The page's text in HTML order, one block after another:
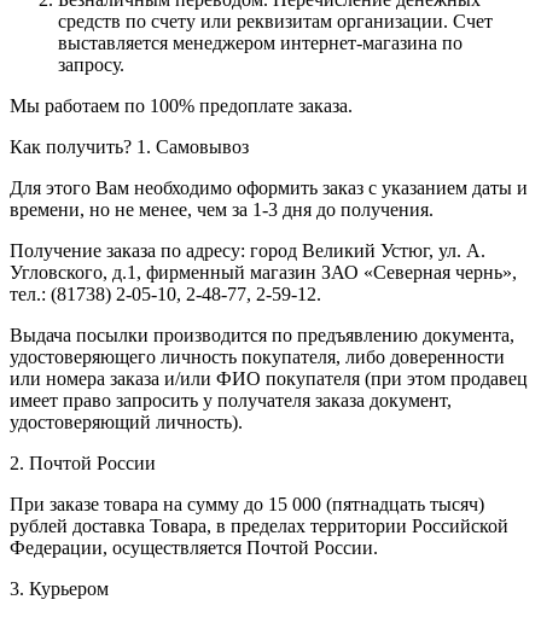
средств по счету или реквизитам организации. Счет
выставляется менеджером интернет-магазина по
запросу.
Мы работаем по 100% предоплате заказа.
Как получить? 1. Самовывоз
Для этого Вам необходимо оформить заказ с указанием даты и
времени, но не менее, чем за 1-3 дня до получения.
Получение заказа по адресу: город Великий Устюг, ул. А.
Угловского, д.1, фирменный магазин ЗАО «Северная чернь»,
тел.: (81738) 2-05-10, 2-48-77, 2-59-12.
Выдача посылки производится по предъявлению документа,
удостоверяющего личность покупателя, либо доверенности
или номера заказа и/или ФИО покупателя (при этом продавец
имеет право запросить у получателя заказа документ,
удостоверяющий личность).
2. Почтой России
При заказе товара на сумму до 15 000 (пятнадцать тысяч)
рублей доставка Товара, в пределах территории Российской
Федерации, осуществляется Почтой России.
3. Курьером